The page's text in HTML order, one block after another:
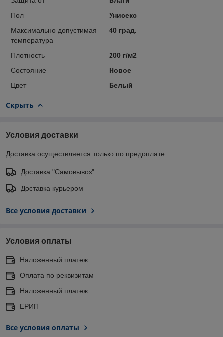
Пол
Унисекс
Максимально допустимая
температура
40 град.
Плотность
200 г/м2
Состояние
Новое
Цвет
Белый
Скрыть
Условия доставки
Доставка осуществляется только по предоплате.
Доставка "Самовывоз"
Доставка курьером
Все условия доставки
Условия оплаты
Наложенный платеж
Оплата по реквизитам
Наложенный платеж
ЕРИП
Все условия оплаты